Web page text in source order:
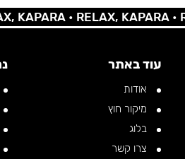
•RELAX, KAPARA •
עוד באתר
אודות
מיקור חוץ
בלוג
צרו קשר